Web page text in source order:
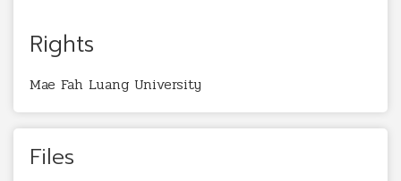
Rights
Mae Fah Luang University
Files